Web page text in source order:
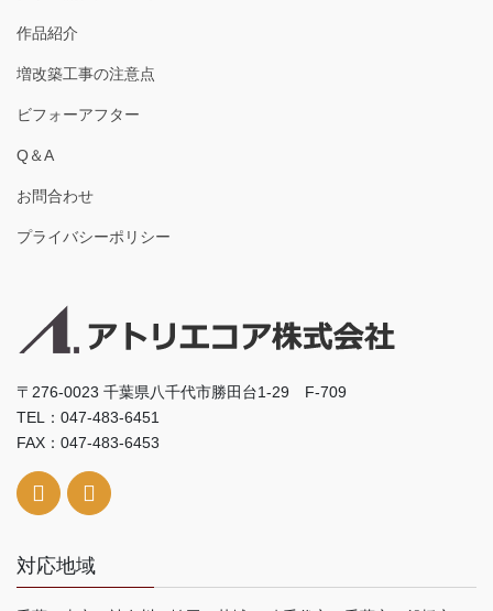
作品紹介
増改築工事の注意点
ビフォーアフター
Q＆A
お問合わせ
プライバシーポリシー
〒276-0023 千葉県八千代市勝田台1-29 F-709
TEL：047-483-6451
FAX：047-483-6453
対応地域